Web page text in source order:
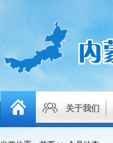
关于我们